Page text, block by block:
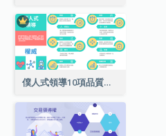
僕人式領導10項品質彩色圖解